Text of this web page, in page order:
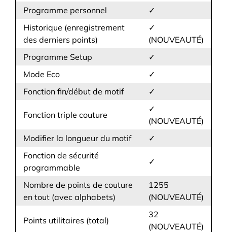
Programme personnel
✓
Historique (enregistrement
des derniers points)
✓
(NOUVEAUTÉ)
Programme Setup
✓
Mode Eco
✓
Fonction fin/début de motif
✓
Fonction triple couture
✓
(NOUVEAUTÉ)
Modifier la longueur du motif
✓
Fonction de sécurité
programmable
✓
Nombre de points de couture
en tout (avec alphabets)
1255
(NOUVEAUTÉ)
Points utilitaires (total)
32
(NOUVEAUTÉ)